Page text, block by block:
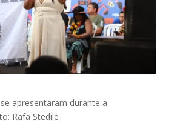
apresentaram durante a
Rafa Stedile